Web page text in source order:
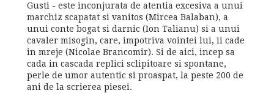
Gusti - este inconjurata de atentia excesiva a unui
marchiz scapatat si vanitos (Mircea Balaban), a
unui conte bogat si darnic (Ion Talianu) si a unui
cavaler misogin, care, impotriva vointei lui, ii cade
in mreje (Nicolae Brancomir). Si de aici, incep sa
cada in cascada replici sclipitoare si spontane,
perle de umor autentic si proaspat, la peste 200 de
ani de la scrierea piesei.